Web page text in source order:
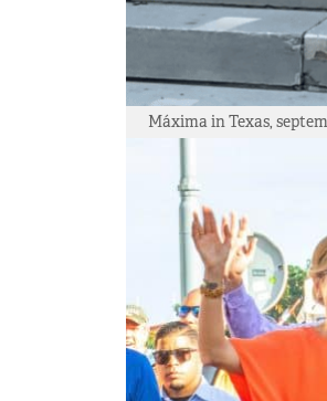
Máxima in Texas,